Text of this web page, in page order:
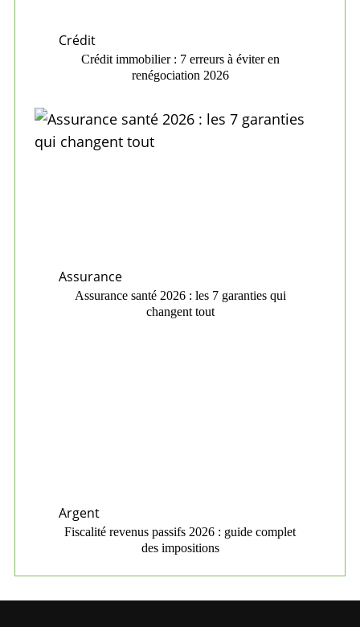
Crédit
Crédit immobilier : 7 erreurs à éviter en
renégociation 2026
Assurance
Assurance santé 2026 : les 7 garanties qui
changent tout
Argent
Fiscalité revenus passifs 2026 : guide complet
des impositions